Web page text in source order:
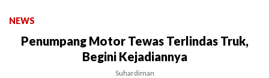
NEWS
Penumpang Motor Tewas Terlindas Truk,
Begini Kejadiannya
Suhardiman